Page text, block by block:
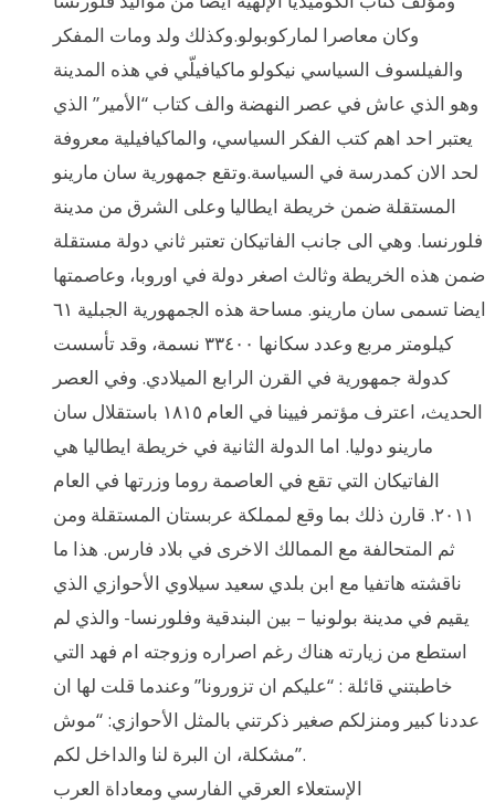
وكان معاصرا لماركوبولو.وكذلك ولد ومات المفكر
والفيلسوف السياسي نيكولو ماكيافيلّي في هذه المدينة
وهو الذي عاش في عصر النهضة والف كتاب “الأمير” الذي
يعتبر احد اهم كتب الفكر السياسي، والماكيافيلية معروفة
لحد الان كمدرسة في السياسة.وتقع جمهورية سان مارينو
المستقلة ضمن خريطة ايطاليا وعلى الشرق من مدينة
فلورنسا. وهي الى جانب الفاتيكان تعتبر ثاني دولة مستقلة
ضمن هذه الخريطة وثالث اصغر دولة في اوروبا، وعاصمتها
ايضا تسمى سان مارينو. مساحة هذه الجمهورية الجبلية ٦١
كيلومتر مربع وعدد سكانها ٣٣٤٠٠ نسمة، وقد تأسست
كدولة جمهورية في القرن الرابع الميلادي. وفي العصر
الحديث، اعترف مؤتمر فيينا في العام ١٨١٥ باستقلال سان
مارينو دوليا. اما الدولة الثانية في خريطة ايطاليا هي
الفاتيكان التي تقع في العاصمة روما وزرتها في العام
٢٠١١. قارن ذلك بما وقع لمملكة عربستان المستقلة ومن
ثم المتحالفة مع الممالك الاخرى في بلاد فارس. هذا ما
ناقشته هاتفيا مع ابن بلدي سعيد سيلاوي الأحوازي الذي
يقيم في مدينة بولونيا – بين البندقية وفلورنسا- والذي لم
استطع من زيارته هناك رغم اصراره وزوجته ام فهد التي
خاطبتني قائلة : “عليكم ان تزورونا” وعندما قلت لها ان
عددنا كبير ومنزلكم صغير ذكرتني بالمثل الأحوازي: “موش
مشكلة، ان البرة لنا والداخل لكم”.
الإستعلاء العرقي الفارسي ومعاداة العرب